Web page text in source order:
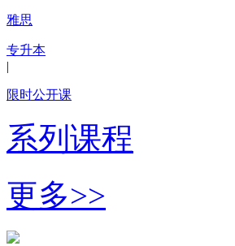
雅思
专升本
|
限时公开课
系列课程
更多>>